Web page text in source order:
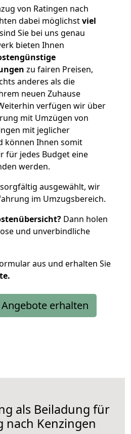
von Ratingen nach
dabei möglichstviel
Sie bei uns genau
bieten Ihnen
zu fairen Preisen,
anderes als die
neuen Zuhause
verfügen wir über
mit Umzügen von
mit jeglicher
können Ihnen somit
für jedes Budget eine
werden.
ausgewählt, wir
im Umzugsbereich.
Dann holen
und unverbindliche
aus und erhalten Sie
erhalten
als Beiladung für
nach Kenzingen